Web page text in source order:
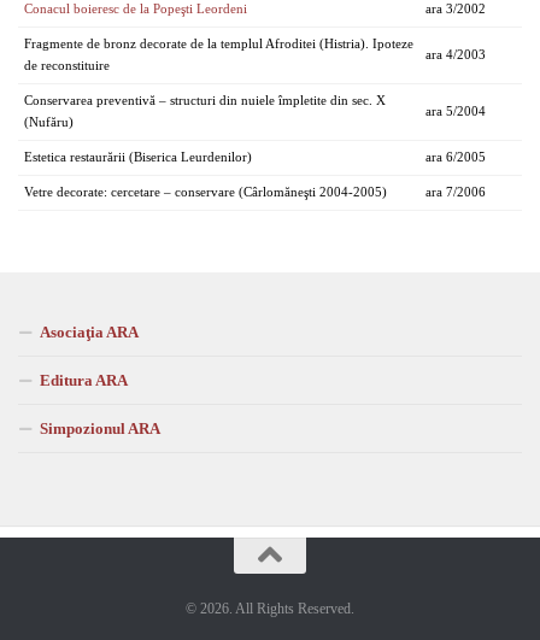
Conacul boieresc de la Popeşti Leordeni ara 3/2002
Fragmente de bronz decorate de la templul Afroditei (Histria). Ipoteze
de reconstituire
ara 4/2003
Conservarea preventivă – structuri din nuiele împletite din sec. X
(Nufăru)
ara 5/2004
Estetica restaurării (Biserica Leurdenilor) ara 6/2005
Vetre decorate: cercetare – conservare (Cârlomăneşti 2004-2005) ara 7/2006
Asociaţia ARA
Editura ARA
Simpozionul ARA
© 2026. All Rights Reserved.